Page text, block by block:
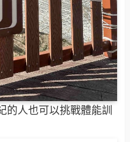
的人也可以挑戰體能訓